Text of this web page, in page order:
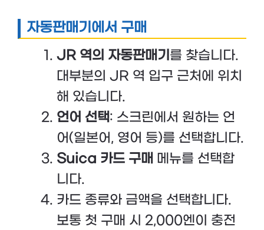
자동판매기에서 구매
JR 역의 자동판매기 를 찾습니다.
대부분의 JR 역 입구 근처에 위치
해 있습니다.
언어 선택: 스크린에서 원하는 언
어(일본어, 영어 등)를 선택합니다.
Suica 카드 구매 메뉴를 선택합
니다.
카드 종류와 금액을 선택합니다.
보통 첫 구매 시 2,000엔이 충전